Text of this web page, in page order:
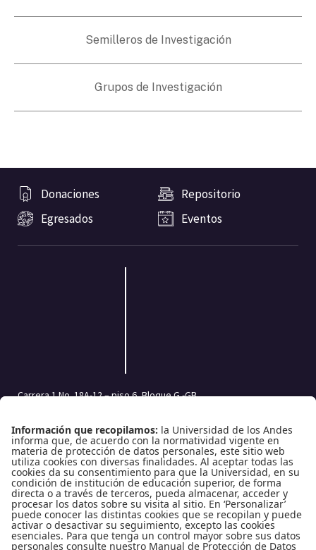
Semilleros de Investigación
Grupos de Investigación
Donaciones
Repositorio
Egresados
Eventos
Carrera 1 No. 18A-12 – piso 6, Bloque G -GB
Tel.: (601) 332 45 05 | (601) 339 49 49 Ext.: 2500
Fax (601) 332 45 08
Redes Sociales